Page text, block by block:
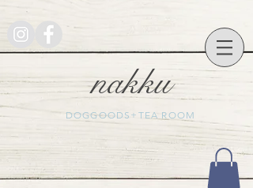
nakku
DOGGOODS+TEA ROOM